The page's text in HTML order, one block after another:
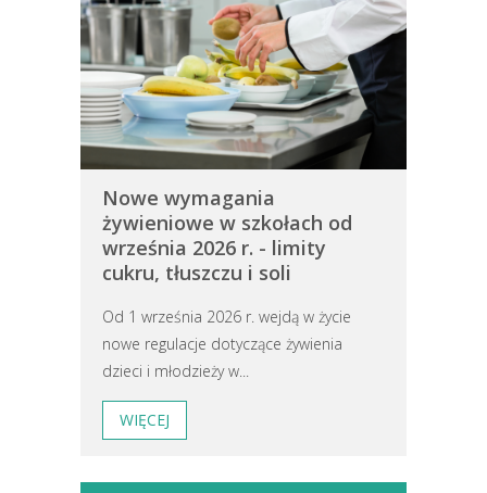
Nowe wymagania
żywieniowe w szkołach od
września 2026 r. - limity
cukru, tłuszczu i soli
Od 1 września 2026 r. wejdą w życie
nowe regulacje dotyczące żywienia
dzieci i młodzieży w...
WIĘCEJ